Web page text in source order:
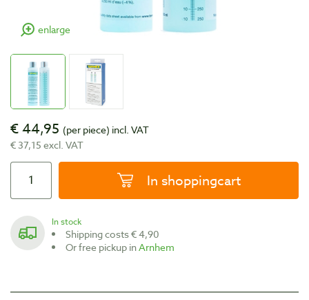
enlarge
€ 44,95 (per piece) incl. VAT
€ 37,15 excl. VAT
In shoppingcart
In stock
Shipping costs € 4,90
Or free pickup inArnhem